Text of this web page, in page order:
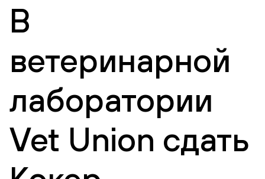
В
ветеринарной
лаборатории
Vet Union сдать